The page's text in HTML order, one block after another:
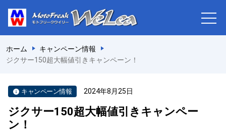
ホーム
キャンペーン情報
ジクサー150超大幅値引きキャンペーン！
キャンペーン情報 2024年8月25日
ジクサー150超大幅値引きキャンペー
ン！